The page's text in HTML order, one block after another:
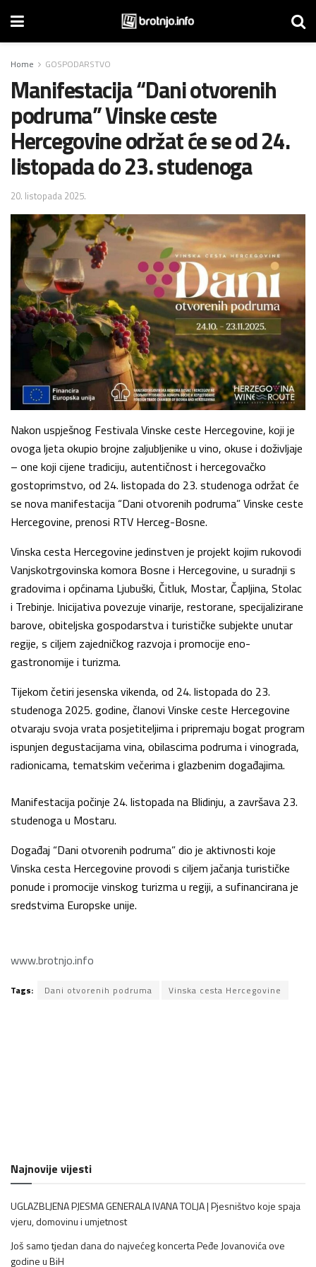
Home GOSPODARSTVO
Manifestacija “Dani otvorenih
podruma” Vinske ceste
Hercegovine održat će se od 24.
listopada do 23. studenoga
20. listopada 2025.
Nakon uspješnog Festivala Vinske ceste Hercegovine, koji je
ovoga ljeta okupio brojne zaljubljenike u vino, okuse i doživljaje
– one koji cijene tradiciju, autentičnost i hercegovačko
gostoprimstvo, od 24. listopada do 23. studenoga održat će
se nova manifestacija “Dani otvorenih podruma” Vinske ceste
Hercegovine, prenosi RTV Herceg-Bosne.
Vinska cesta Hercegovine jedinstven je projekt kojim rukovodi
Vanjskotrgovinska komora Bosne i Hercegovine, u suradnji s
gradovima i općinama Ljubuški, Čitluk, Mostar, Čapljina, Stolac
i Trebinje. Inicijativa povezuje vinarije, restorane, specijalizirane
barove, obiteljska gospodarstva i turističke subjekte unutar
regije, s ciljem zajedničkog razvoja i promocije eno-
gastronomije i turizma.
Tijekom četiri jesenska vikenda, od 24. listopada do 23.
studenoga 2025. godine, članovi Vinske ceste Hercegovine
otvaraju svoja vrata posjetiteljima i pripremaju bogat program
ispunjen degustacijama vina, obilascima podruma i vinograda,
radionicama, tematskim večerima i glazbenim događajima.
Manifestacija počinje 24. listopada na Blidinju, a završava 23.
studenoga u Mostaru.
Događaj “Dani otvorenih podruma” dio je aktivnosti koje
Vinska cesta Hercegovine provodi s ciljem jačanja turističke
ponude i promocije vinskog turizma u regiji, a sufinancirana je
sredstvima Europske unije.
www.brotnjo.info
Tags: Dani otvorenih podruma Vinska cesta Hercegovine
Najnovije vijesti
UGLAZBLJENA PJESMA GENERALA IVANA TOLJA | Pjesništvo koje spaja
vjeru, domovinu i umjetnost
Još samo tjedan dana do najvećeg koncerta Peđe Jovanovića ove
godine u BiH